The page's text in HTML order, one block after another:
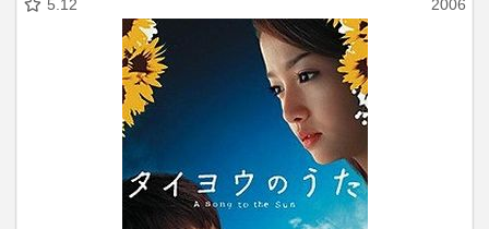
5.12 2006